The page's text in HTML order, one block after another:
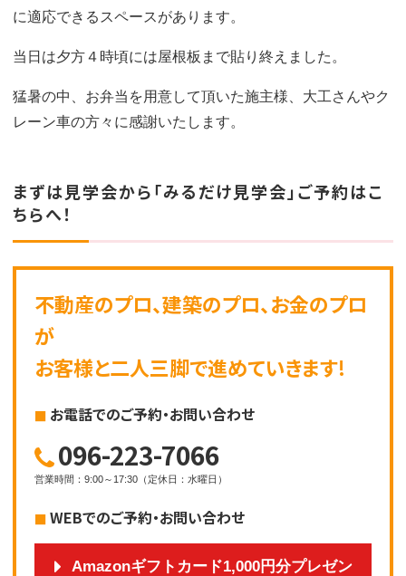
に適応できるスペースがあります。
当日は夕方４時頃には屋根板まで貼り終えました。
猛暑の中、お弁当を用意して頂いた施主様、大工さんやク
レーン車の方々に感謝いたします。
まずは見学会から「みるだけ見学会」ご予約はこ
ちらへ！
不動産のプロ、建築のプロ、お金のプロ
が
お客様と二人三脚で進めていきます!
お電話でのご予約・お問い合わせ
096-223-7066
営業時間 ： 9:00～17:30 （ 定休日 ： 水曜日 ）
WEBでのご予約・お問い合わせ
Amazonギフトカード1,000円分プレゼン